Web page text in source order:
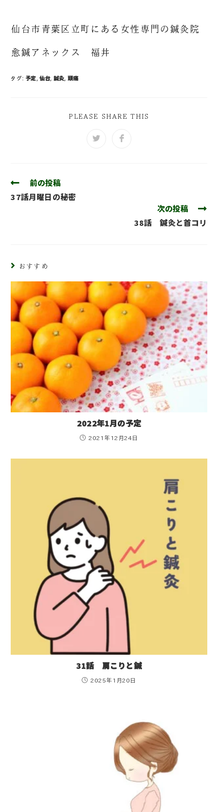
仙台市青葉区立町にある女性専門の鍼灸院
愈鍼アネックス 福井
タグ: 予定, 仙台, 鍼灸, 頭痛
PLEASE SHARE THIS
前の投稿
37話月曜日の秘密
次の投稿
38話 鍼灸と首コリ
おすすめ
2022年1月の予定
2021年12月24日
31話 肩こりと鍼
2025年1月20日